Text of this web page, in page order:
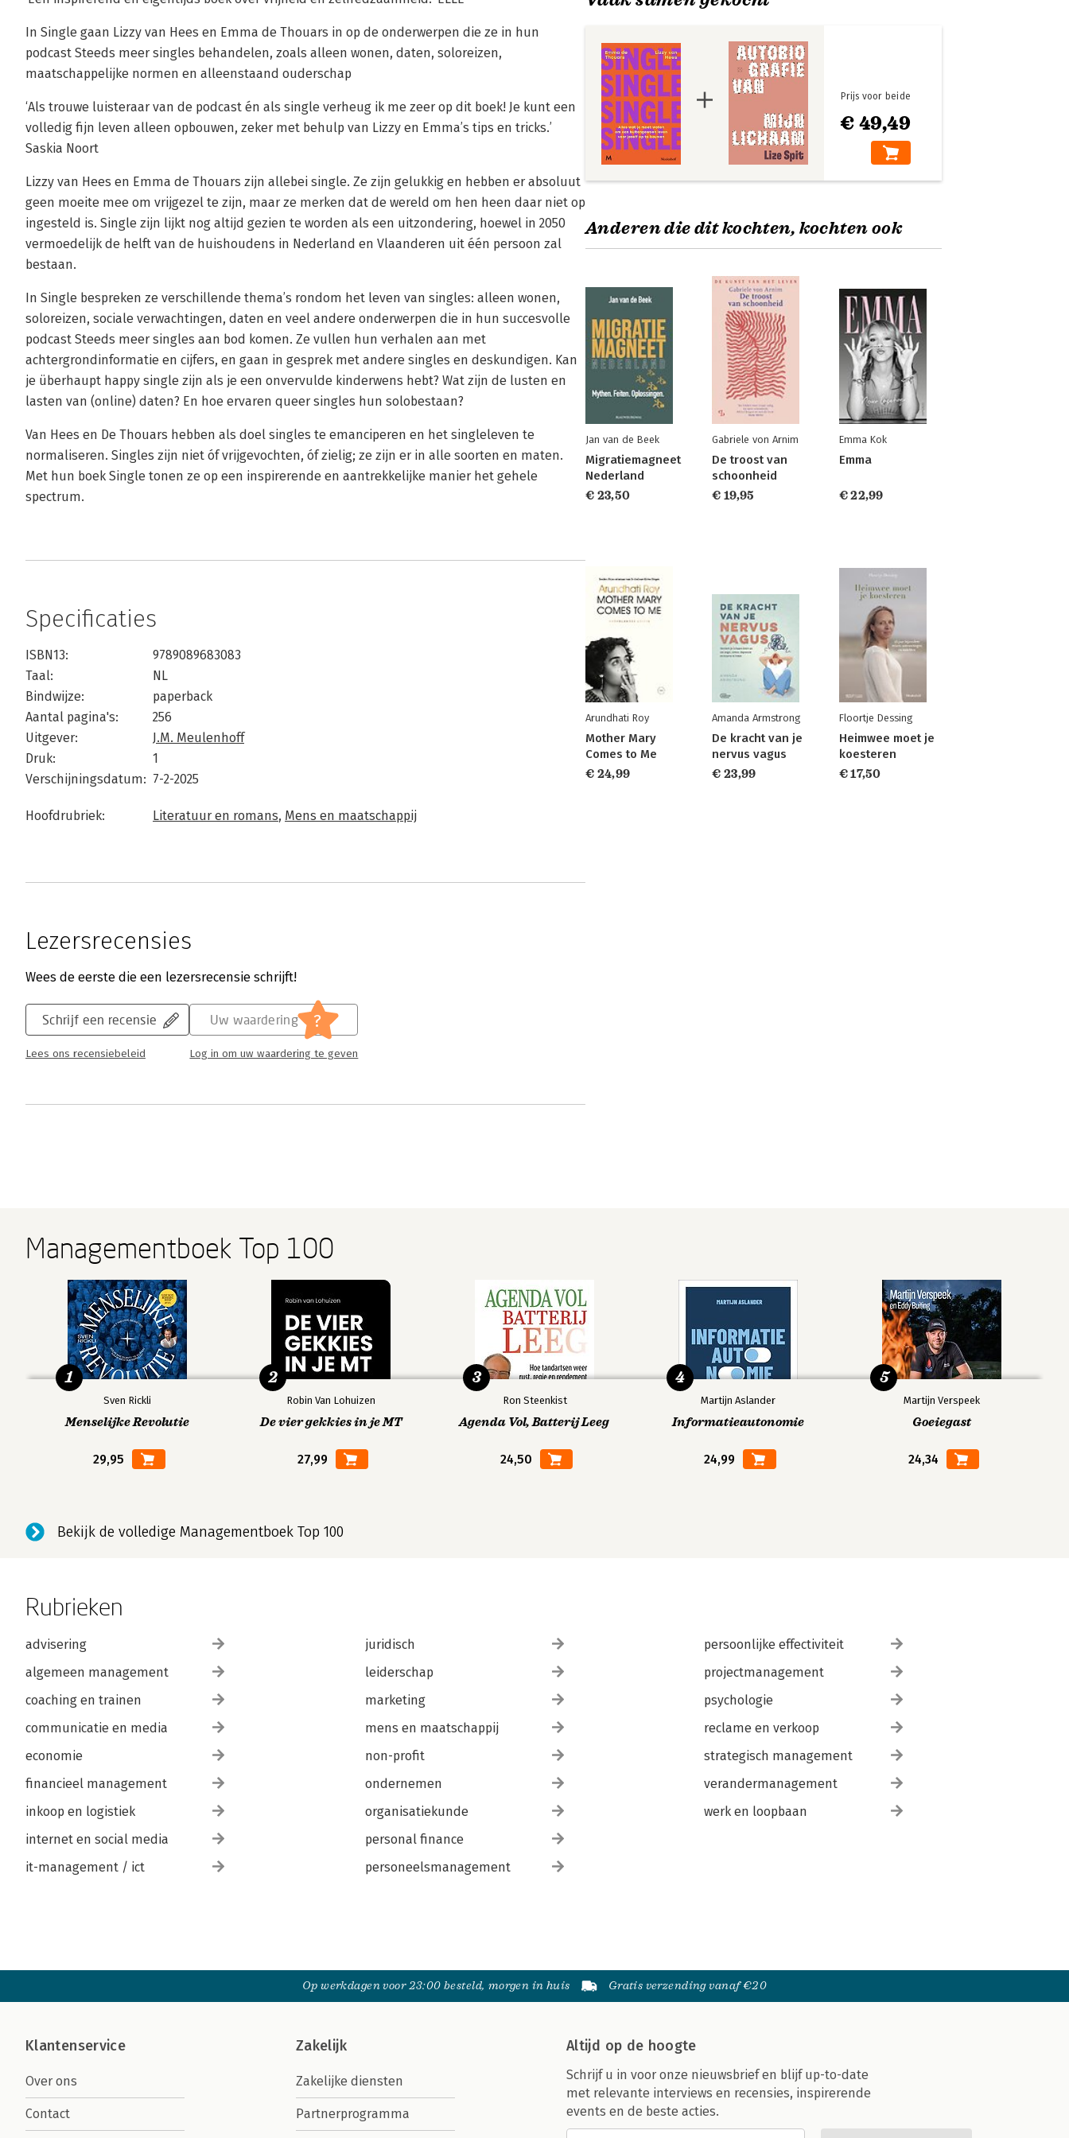
In Single gaan Lizzy van Hees en Emma de Thouars in op de onderwerpen die ze in hun
podcast Steeds meer singles behandelen, zoals alleen wonen, daten, soloreizen,
maatschappelijke normen en alleenstaand ouderschap
‘Als trouwe luisteraar van de podcast én als single verheug ik me zeer op dit boek! Je kunt een
volledig fijn leven alleen opbouwen, zeker met behulp van Lizzy en Emma’s tips en tricks.’
Saskia Noort
Lizzy van Hees en Emma de Thouars zijn allebei single. Ze zijn gelukkig en hebben er absoluut
geen moeite mee om vrijgezel te zijn, maar ze merken dat de wereld om hen heen daar niet op
ingesteld is. Single zijn lijkt nog altijd gezien te worden als een uitzondering, hoewel in 2050
vermoedelijk de helft van de huishoudens in Nederland en Vlaanderen uit één persoon zal
bestaan.
In Single bespreken ze verschillende thema’s rondom het leven van singles: alleen wonen,
soloreizen, sociale verwachtingen, daten en veel andere onderwerpen die in hun succesvolle
podcast Steeds meer singles aan bod komen. Ze vullen hun verhalen aan met
achtergrondinformatie en cijfers, en gaan in gesprek met andere singles en deskundigen. Kan
je überhaupt happy single zijn als je een onvervulde kinderwens hebt? Wat zijn de lusten en
lasten van (online) daten? En hoe ervaren queer singles hun solobestaan?
Van Hees en De Thouars hebben als doel singles te emanciperen en het singleleven te
normaliseren. Singles zijn niet óf vrijgevochten, óf zielig; ze zijn er in alle soorten en maten.
Met hun boek Single tonen ze op een inspirerende en aantrekkelijke manier het gehele
spectrum.
Specificaties
ISBN13:
9789089683083
Taal:
NL
Bindwijze:
paperback
Aantal pagina's:
256
Uitgever:
J.M. Meulenhoff
Druk:
1
Verschijningsdatum: 7-2-2025
Hoofdrubriek: Literatuur en romans, Mens en maatschappij
Lezersrecensies
Wees de eerste die een lezersrecensie schrijft!
Schrijf een recensie
Lees ons recensiebeleid
Uw waardering ?
Log in om uw waardering te geven
€ 49,49
Prijs voor beide
Anderen die dit kochten, kochten ook
Jan van de Beek
Migratiemagneet
Nederland
€ 23,50
Gabriele von Arnim
De troost van
schoonheid
€ 19,95
Emma Kok
Emma
€ 22,99
Arundhati Roy
Mother Mary
Comes to Me
€ 24,99
Amanda Armstrong
De kracht van je
nervus vagus
€ 23,99
Floortje Dessing
Heimwee moet je
koesteren
€ 17,50
Managementboek Top 100
Sven Rickli
Menselijke Revolutie
29,95
1
Robin Van Lohuizen
De vier gekkies in je MT
27,99
2
Ron Steenkist
Agenda Vol, Batterij Leeg
24,50
3
Martijn Aslander
Informatieautonomie
24,99
4
Martijn Verspeek
Goeiegast
24,34
5
Bekijk de volledige Managementboek Top 100
Rubrieken
advisering
algemeen management
coaching en trainen
communicatie en media
economie
financieel management
inkoop en logistiek
internet en social media
it-management / ict
juridisch
leiderschap
marketing
mens en maatschappij
non-profit
ondernemen
organisatiekunde
personal finance
personeelsmanagement
persoonlijke effectiviteit
projectmanagement
psychologie
reclame en verkoop
strategisch management
verandermanagement
werk en loopbaan
Op werkdagen voor 23:00 besteld, morgen in huis Gratis verzending vanaf €20
Klantenservice
Over ons
Contact
Zakelijk
Zakelijke diensten
Partnerprogramma
Altijd op de hoogte
Schrijf u in voor onze nieuwsbrief en blijf up-to-date
met relevante interviews en recensies, inspirerende
events en de beste acties.